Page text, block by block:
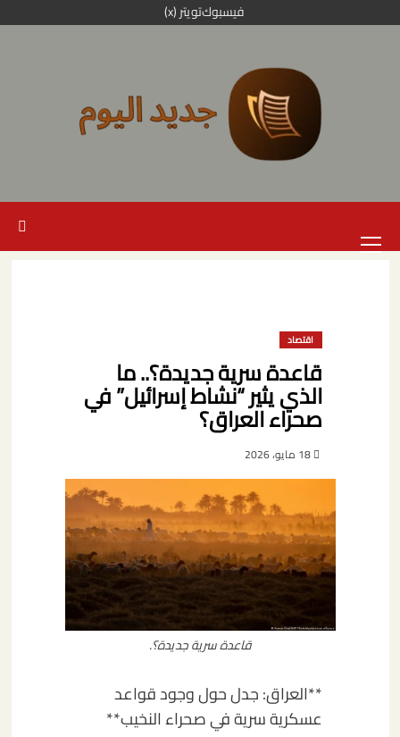
إلى
فيسبوكتويتر (x)
الرئيسية
اقتصاد
قاعدة سرية جديدة؟.. ما
الذي يثير “نشاط إسرائيل” في
صحراء العراق؟
18 مايو، 2026
قاعدة سرية جديدة؟.
**العراق: جدل حول وجود قواعد
عسكرية سرية في صحراء النخيب**